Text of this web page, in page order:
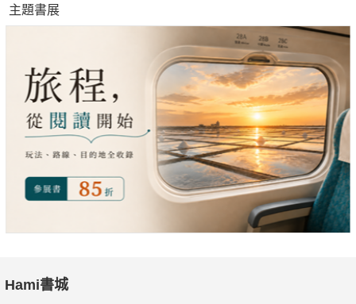
主題書展
Hami書城